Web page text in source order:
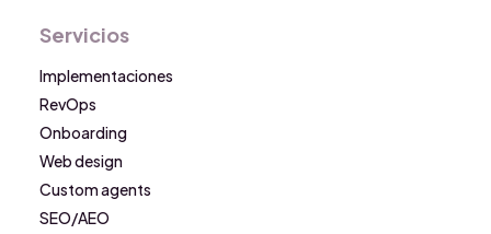
Servicios
Implementaciones
RevOps
Onboarding
Web design
Custom agents
SEO/AEO